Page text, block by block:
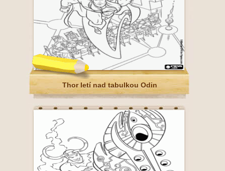
Thor letí nad tabulkou Odin